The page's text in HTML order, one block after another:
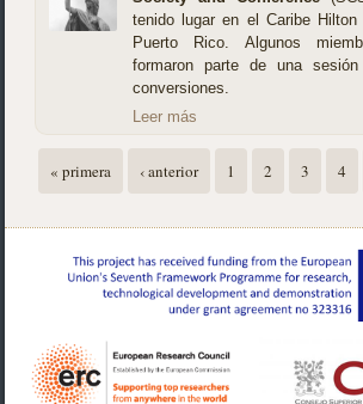
tenido lugar en el Caribe
Puerto Rico. Algunos
formaron parte de una
conversiones.
Leer más
« primera ‹ anterior 1 2 3 4